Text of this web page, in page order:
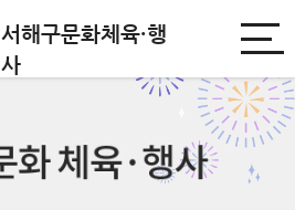
서해구문화체육·행
사